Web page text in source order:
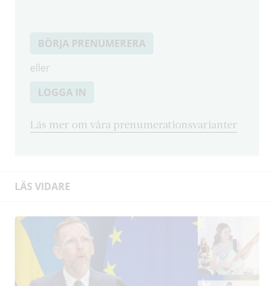
BÖRJA PRENUMERERA
eller
LOGGA IN
Läs mer om våra prenumerationsvarianter
LÄS VIDARE